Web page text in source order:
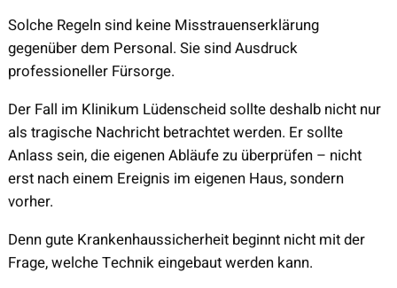
Solche Regeln sind keine Misstrauenserklärung
gegenüber dem Personal. Sie sind Ausdruck
professioneller Fürsorge.
Der Fall im Klinikum Lüdenscheid sollte deshalb nicht nur
als tragische Nachricht betrachtet werden. Er sollte
Anlass sein, die eigenen Abläufe zu überprüfen – nicht
erst nach einem Ereignis im eigenen Haus, sondern
vorher.
Denn gute Krankenhaussicherheit beginnt nicht mit der
Frage, welche Technik eingebaut werden kann.